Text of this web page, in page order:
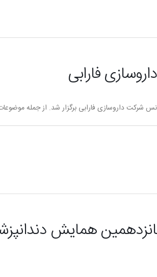
فارابی
شرکت داروسازی فارابی برگزار شد. از جمله
همایش